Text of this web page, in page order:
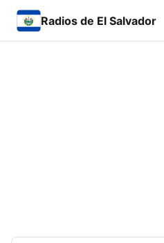
Radios de El Salvador